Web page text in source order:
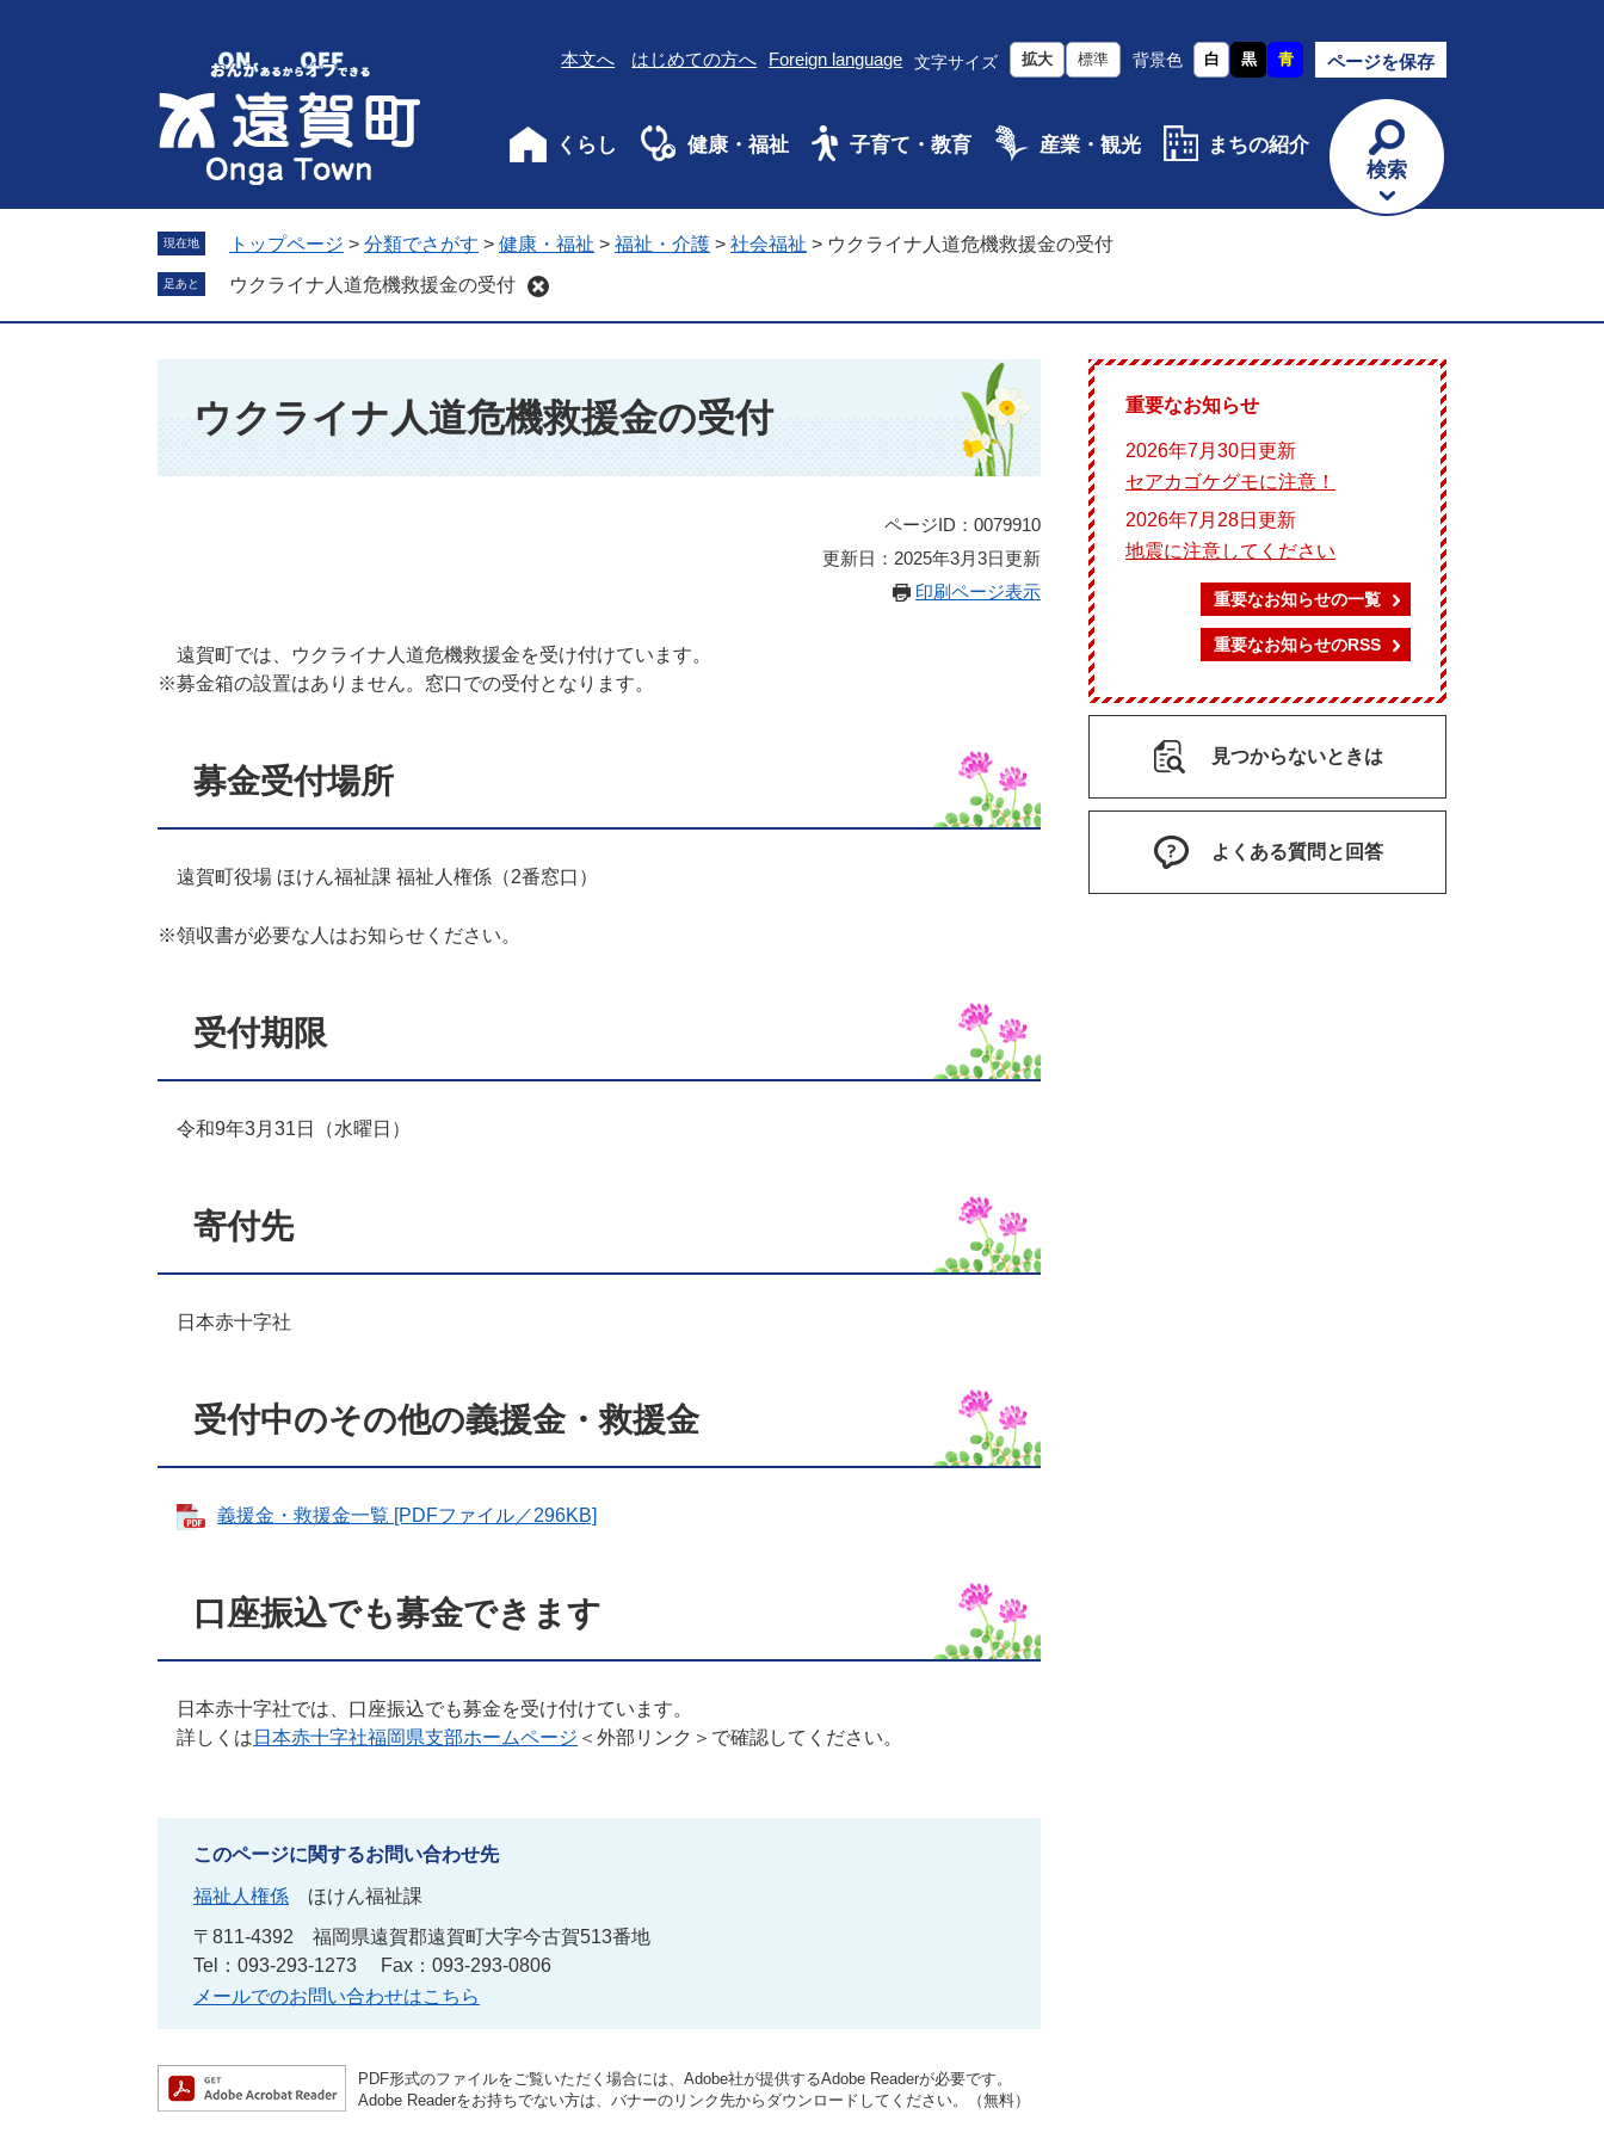
す
し
へ
本文へ はじめての方へ Foreign language 文字サイズ 拡大 標準 背景色 白 黒 青 ページを保存
くらし 健康・福祉 子育て・教育 産業・観光
まちの紹介
検索
現在地 トップページ > 分類でさがす > 健康・福祉 > 福祉・介護 > 社会福祉 > ウクライナ人道危機救援金の受付
足あと ウクライナ人道危機救援金の受付
ウクライナ人道危機救援金の受付
ページID：0079910
更新日：2025年3月3日更新
印刷ページ表示
遠賀町では、ウクライナ人道危機救援金を受け付けています。
※募金箱の設置はありません。窓口での受付となります。
募金受付場所
遠賀町役場 ほけん福祉課 福祉人権係（2番窓口）
※領収書が必要な人はお知らせください。
受付期限
令和9年3月31日（水曜日）
寄付先
日本赤十字社
受付中のその他の義援金・救援金
義援金・救援金一覧 [PDFファイル／296KB]
口座振込でも募金できます
日本赤十字社では、口座振込でも募金を受け付けています。
詳しくは 日本赤十字社福岡県支部ホームページ ＜外部リンク＞ で確認してください。
このページに関するお問い合わせ先
福祉人権係
ほけん福祉課
〒811-4392
福岡県遠賀郡遠賀町大字今古賀513番地
Tel：093-293-1273
Fax：093-293-0806
メールでのお問い合わせはこちら
PDF形式のファイルをご覧いただく場合には、Adobe社が提供するAdobe Readerが必要です。
Adobe Readerをお持ちでない方は、バナーのリンク先からダウンロードしてください。（無料）
重要なお知らせ
2026年7月30日更新
セアカゴケグモに注意！
2026年7月28日更新
地震に注意してください
重要なお知らせの一覧
重要なお知らせのRSS
見つからないときは
よくある質問と回答